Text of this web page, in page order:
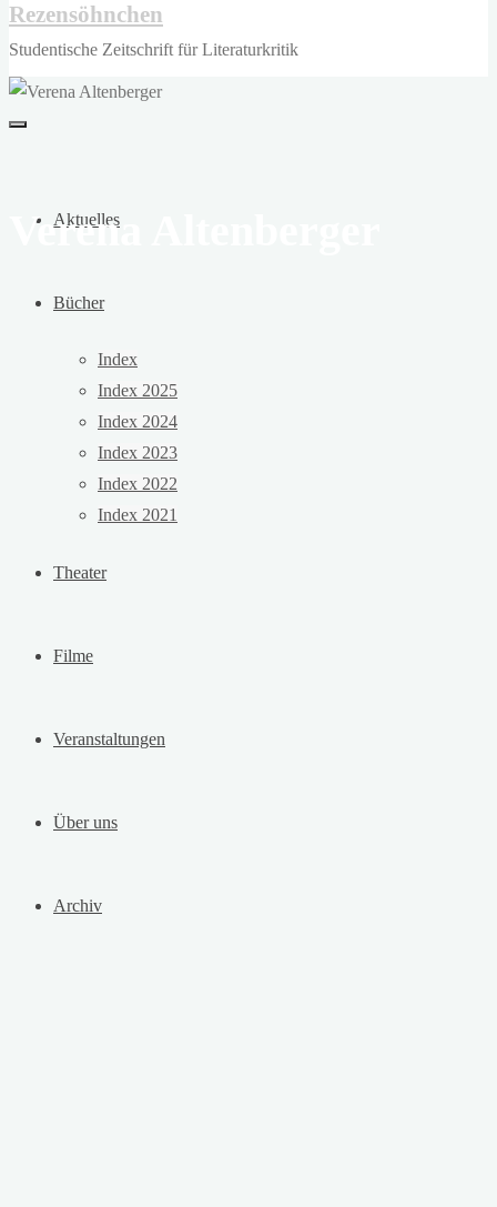
Rezensöhnchen
Studentische Zeitschrift für Literaturkritik
Aktuelles
Bücher
Index
Index 2025
Index 2024
Index 2023
Index 2022
Index 2021
Theater
Filme
Veranstaltungen
Über uns
Archiv
Verena Altenberger